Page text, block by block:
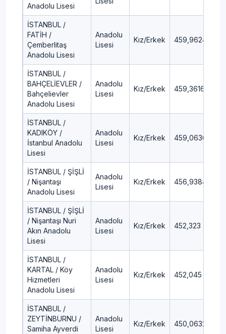
Anadolu Lisesi
İSTANBUL /
FATİH /
Çemberlitaş
Anadolu Lisesi
Anadolu
Lisesi
Kız/Erkek 459,9624
İSTANBUL /
BAHÇELİEVLER /
Bahçelievler
Anadolu Lisesi
Anadolu
Lisesi
Kız/Erkek 459,3616
İSTANBUL /
KADIKÖY /
İstanbul Anadolu
Lisesi
Anadolu
Lisesi
Kız/Erkek 459,0636
İSTANBUL / ŞİŞLİ
/ Nişantaşı
Anadolu Lisesi
Anadolu
Lisesi
Kız/Erkek 456,9384
İSTANBUL / ŞİŞLİ
/ Nişantaşı Nuri
Akın Anadolu
Lisesi
Anadolu
Lisesi
Kız/Erkek 452,323
İSTANBUL /
KARTAL / Köy
Hizmetleri
Anadolu Lisesi
Anadolu
Lisesi
Kız/Erkek 452,045
İSTANBUL /
ZEYTİNBURNU /
Samiha Ayverdi
Anadolu
Lisesi
Kız/Erkek 450,0632